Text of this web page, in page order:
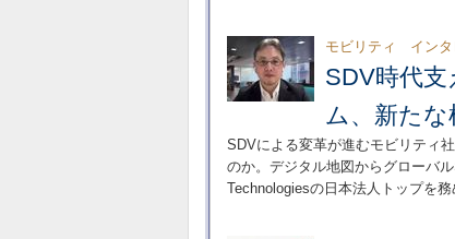
モビリティ インタ
SDV時代
ム、新た
SDVによる変革が進むモビリティ
のか。デジタル地図からグローバ
Technologiesの日本法人トップを務